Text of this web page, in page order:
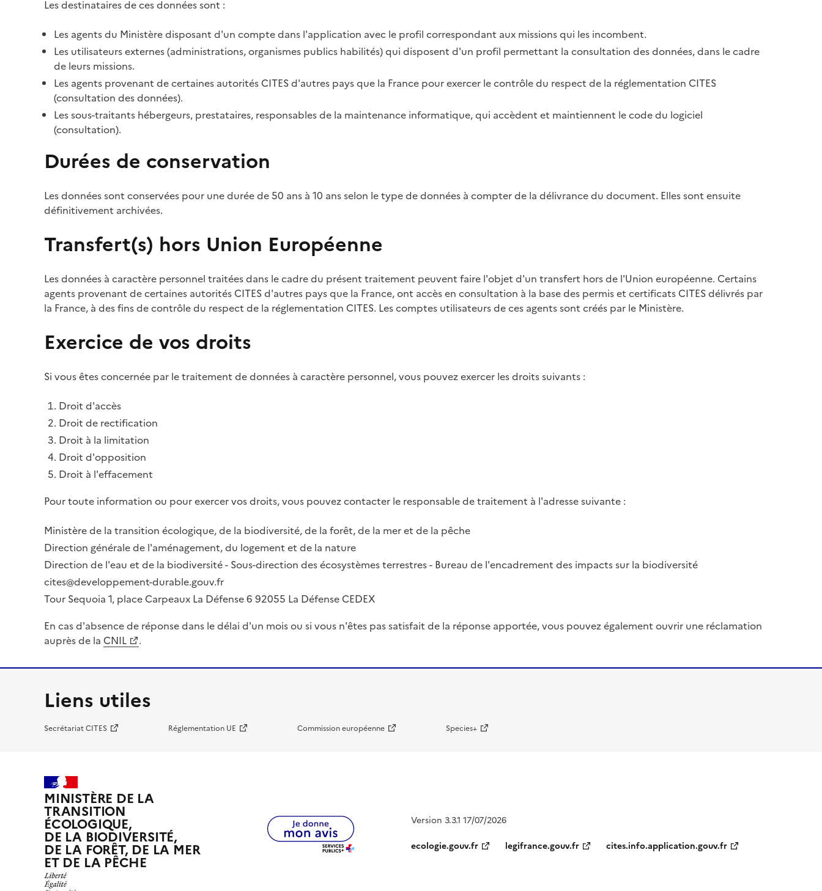
Les destinataires de ces données sont :
Les agents du Ministère disposant d'un compte dans l'application avec le profil correspondant aux missions qui les incombent.
Les utilisateurs externes (administrations, organismes publics habilités) qui disposent d'un profil permettant la consultation des données, dans le cadre
de leurs missions.
Les agents provenant de certaines autorités CITES d'autres pays que la France pour exercer le contrôle du respect de la réglementation CITES
(consultation des données).
Les sous-traitants hébergeurs, prestataires, responsables de la maintenance informatique, qui accèdent et maintiennent le code du logiciel
(consultation).
Durées de conservation
Les données sont conservées pour une durée de 50 ans à 10 ans selon le type de données à compter de la délivrance du document. Elles sont ensuite
définitivement archivées.
Transfert(s) hors Union Européenne
Les données à caractère personnel traitées dans le cadre du présent traitement peuvent faire l'objet d'un transfert hors de l'Union européenne. Certains
agents provenant de certaines autorités CITES d'autres pays que la France, ont accès en consultation à la base des permis et certificats CITES délivrés par
la France, à des fins de contrôle du respect de la réglementation CITES. Les comptes utilisateurs de ces agents sont créés par le Ministère.
Exercice de vos droits
Si vous êtes concernée par le traitement de données à caractère personnel, vous pouvez exercer les droits suivants :
Droit d'accès
Droit de rectification
Droit à la limitation
Droit d'opposition
Droit à l'effacement
Pour toute information ou pour exercer vos droits, vous pouvez contacter le responsable de traitement à l'adresse suivante :
Ministère de la transition écologique, de la biodiversité, de la forêt, de la mer et de la pêche
Direction générale de l'aménagement, du logement et de la nature
Direction de l'eau et de la biodiversité - Sous-direction des écosystèmes terrestres - Bureau de l'encadrement des impacts sur la biodiversité
cites@developpement-durable.gouv.fr
Tour Sequoia 1, place Carpeaux La Défense 6 92055 La Défense CEDEX
En cas d'absence de réponse dans le délai d'un mois ou si vous n'êtes pas satisfait de la réponse apportée, vous pouvez également ouvrir une réclamation
auprès de la CNIL .
Liens utiles
Secrétariat CITES Réglementation UE Commission européenne Species+
MINISTÈRE DE LA
TRANSITION
ÉCOLOGIQUE,
DE LA BIODIVERSITÉ,
DE LA FORÊT, DE LA MER
ET DE LA PÊCHE
Version 3.3.1 17/07/2026
ecologie.gouv.fr
legifrance.gouv.fr cites.info.application.gouv.fr